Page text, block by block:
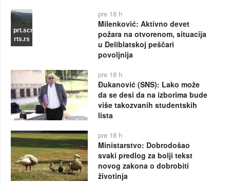
prt.scr
rts.rs
pre 18 h
Milenković: Aktivno devet
požara na otvorenom, situacija
u Deliblatskoj peščari
povoljnija
pre 18 h
Đukanović (SNS): Lako može
da se desi da na izborima bude
više takozvanih studentskih
lista
pre 18 h
Ministarstvo: Dobrodošao
svaki predlog za bolji tekst
novog zakona o dobrobiti
životinja